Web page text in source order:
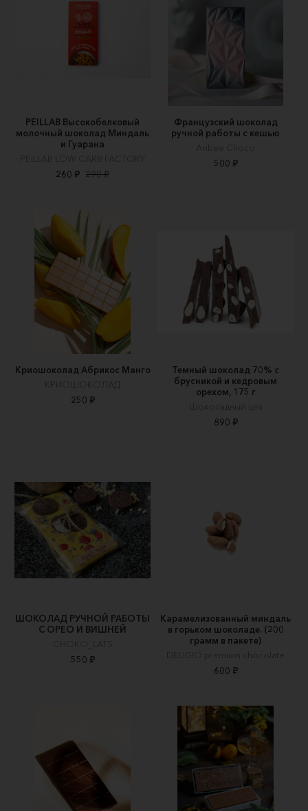
PEILLAB Высокобелковый
молочный шоколад Миндаль
и Гуарана
PEILLAB LOW CARB FACTORY
260 ₽ 290 ₽
Французский шоколад
ручной работы с кешью
Aribee Choco
500 ₽
Криошоколад Абрикос Манго
КРИОШОКОЛАД
250 ₽
Темный шоколад 70% с
брусникой и кедровым
орехом, 175 г
Шоколадный цех
890 ₽
ШОКОЛАД РУЧНОЙ РАБОТЫ
С ОРЕО И ВИШНЕЙ
CHOKO_LATS
550 ₽
Карамелизованный миндаль
в горьком шоколаде. (200
грамм в пакете)
DELIGIO premium chocolate
600 ₽